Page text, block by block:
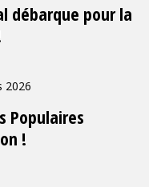
débarque pour la
Populaires
!